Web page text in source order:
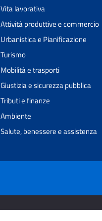
Vita lavorativa
Attività produttive e commercio
Urbanistica e Pianificazione
Turismo
Mobilità e trasporti
Giustizia e sicurezza pubblica
Tributi e finanze
Ambiente
Salute, benessere e assistenza